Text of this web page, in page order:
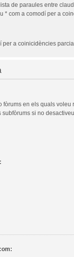
de paraules entre
* com a comodí per a
per a coinicidències
fòrums en els quals voleu
si no